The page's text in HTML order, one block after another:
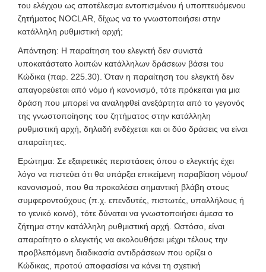
του ελέγχου ως αποτέλεσμα εντοπισμένου ή υποπτευόμενου
ζητήματος NOCLAR, δίχως να το γνωστοποιήσει στην
κατάλληλη ρυθμιστική αρχή;
Απάντηση: Η παραίτηση του ελεγκτή δεν συνιστά
υποκατάστατο λοιπών κατάλληλων δράσεων βάσει του
Κώδικα (παρ. 225.30). Όταν η παραίτηση του ελεγκτή δεν
απαγορεύεται από νόμο ή κανονισμό, τότε πρόκειται για μια
δράση που μπορεί να αναληφθεί ανεξάρτητα από το γεγονός
της γνωστοποίησης του ζητήματος στην κατάλληλη
ρυθμιστική αρχή, δηλαδή ενδέχεται και οι δύο δράσεις να είναι
απαραίτητες.
Ερώτημα: Σε εξαιρετικές περιστάσεις όπου ο ελεγκτής έχει
λόγο να πιστεύει ότι θα υπάρξει επικείμενη παραβίαση νόμου/
κανονισμού, που θα προκαλέσει σημαντική βλάβη στους
συμφεροντούχους (π.χ. επενδυτές, πιστωτές, υπαλλήλους ή
το γενικό κοινό), τότε δύναται να γνωστοποιήσει άμεσα το
ζήτημα στην κατάλληλη ρυθμιστική αρχή. Ωστόσο, είναι
απαραίτητο ο ελεγκτής να ακολουθήσει μέχρι τέλους την
προβλεπόμενη διαδικασία αντιδράσεων που ορίζει ο
Κώδικας, προτού αποφασίσει να κάνει τη σχετική